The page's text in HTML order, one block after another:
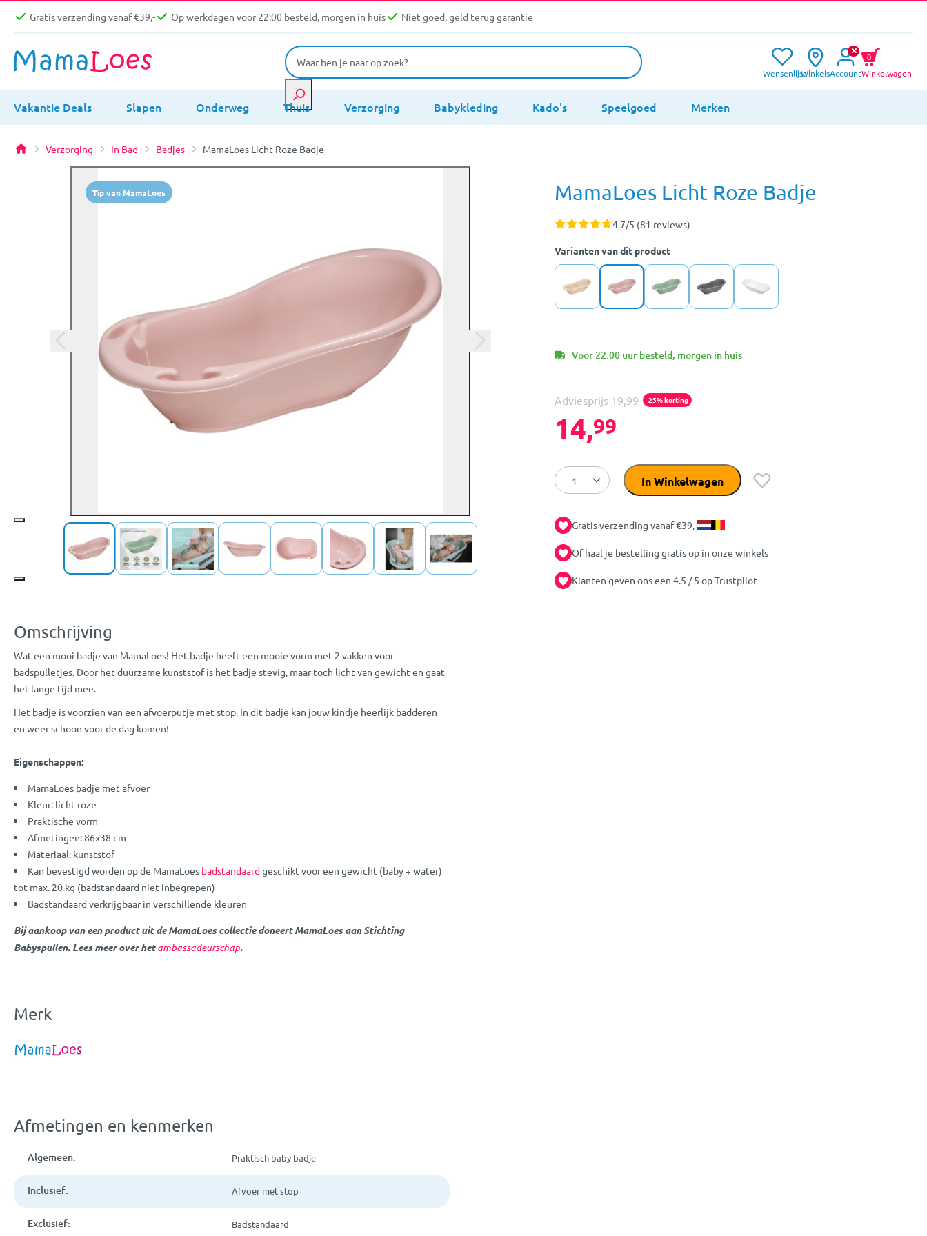
Gratis verzending vanaf €39,- Op werkdagen voor 22:00 besteld, morgen in huis Niet goed, geld terug garantie
WensenlijstWinkelsAccountWinkelwagen
0
Vakantie Deals Slapen Onderweg Thuis Verzorging Babykleding Kado's Speelgoed Merken
Verzorging In Bad Badjes MamaLoes Licht Roze Badje
Tip van MamaLoes MamaLoes Licht Roze Badje
4.7/5 (81 reviews)
Varianten van dit product
Voor 22:00 uur besteld, morgen in huis
Adviesprijs 19,99 -25% korting
14,99
In Winkelwagen
Gratis verzending vanaf €39,-
Of haal je bestelling gratis op in onze winkels
Klanten geven ons een 4.5 / 5 op Trustpilot
Omschrijving
Wat een mooi badje van MamaLoes! Het badje heeft een mooie vorm met 2 vakken voor
badspulletjes. Door het duurzame kunststof is het badje stevig, maar toch licht van gewicht en gaat
het lange tijd mee.
Het badje is voorzien van een afvoerputje met stop. In dit badje kan jouw kindje heerlijk badderen
en weer schoon voor de dag komen!
Eigenschappen:
MamaLoes badje met afvoer
Kleur: licht roze
Praktische vorm
Afmetingen: 86x38 cm
Materiaal: kunststof
Kan bevestigd worden op de MamaLoes badstandaardgeschikt voor een gewicht (baby + water)
tot max. 20 kg (badstandaard niet inbegrepen)
Badstandaard verkrijgbaar in verschillende kleuren
Bij aankoop van een product uit de MamaLoes collectie doneert MamaLoes aan Stichting
Babyspullen. Lees meer over hetambassadeurschap.
Merk
Afmetingen en kenmerken
Algemeen: Praktisch baby badje
Inclusief: Afvoer met stop
Exclusief: Badstandaard